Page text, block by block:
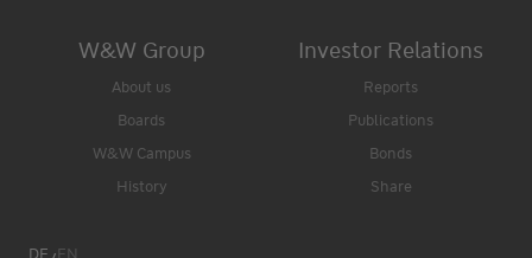
W&W Group
About us
Boards
W&W Campus
History
Investor Relations
Reports
Publications
Bonds
Share
DE EN